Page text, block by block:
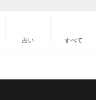
占い すべて